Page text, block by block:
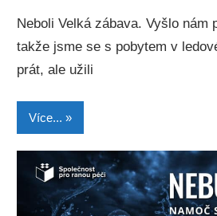
Neboli Velká zábava. Vyšlo nám
takže jsme se s pobytem v
prát, ale užili
Více...